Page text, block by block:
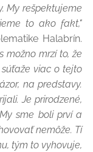
My rešpektujeme
to ako fakt,"
Halabrín.
možno mrzí to, že
viac o tejto
na predstavy.
Je prirodzené,
sme boli prví a
nemôže. Tí
tým to vyhovuje,